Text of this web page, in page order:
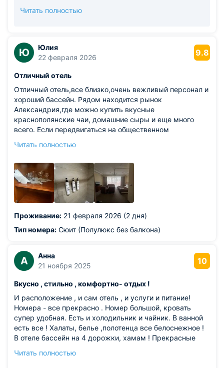
достоинству оценили уровень работы нашего
отеле и сделаем все возможное, чтобы Ваш отдых
был наполнен только яркими моментами и
положительными эмоциями. С Уважением, Отель
"Звездный WELNESS & SPA."
Читать полностью
Ю
Юлия
22 февраля 2026
9.8
Отличный отель
Отличный отель,все близко,очень вежливый персонал и
хороший бассейн. Рядом находится рынок
Александрия,где можно купить вкусные
краснополянские чаи, домашние сыры и еще много
всего. Если передвигаться на общественном
уехать в центр города и до моря, также легко пройти до
отель рекомендую
Читать полностью
Проживание: 21 февраля 2026 (2 дня)
Тип номера: Сюит (Полулюкс без балкона)
А
Анна
21 ноября 2025
10
Вкусно , стильно , комфортно- отдых !
И расположение , и сам отель , и услуги и питание!
Номера - все прекрасно . Номер большой, кровать
супер удобная. Есть и холодильник и чайник. В ванной
есть все ! Халаты, белье ,полотенца все белоснежное !
В отеле бассейн на 4 дорожки, хамам ! Прекрасные
высоте ! От моря близко . От вокзала и рынка - все в
Читать полностью